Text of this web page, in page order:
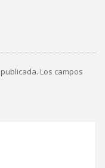
Los campos